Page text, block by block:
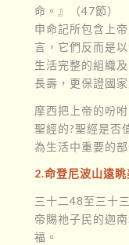
命。』（47節）
申命記所包含上
言，它們反而是
生活完整的組織
長壽，更保證國
摩西把上帝的吩
聖經的?聖經是否
為生活中重要的部
2.命登尼波山遠
三十二48至三十
帝賜祂子民的迦
福。